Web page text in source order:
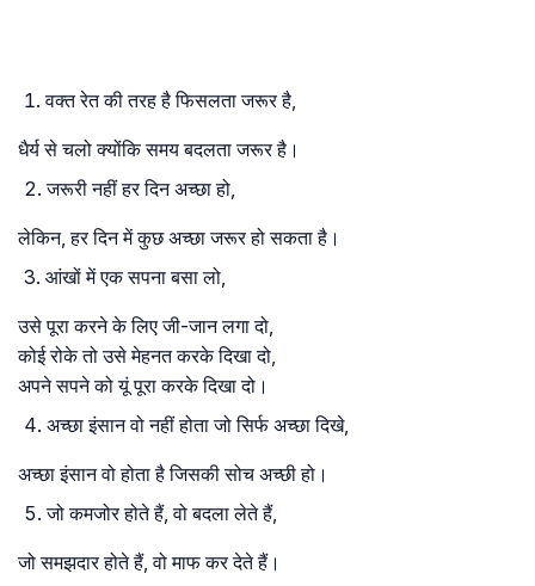
वक्त रेत की तरह है फिसलता जरूर है,
धैर्य से चलो क्योंकि समय बदलता जरूर है।
जरूरी नहीं हर दिन अच्छा हो,
लेकिन, हर दिन में कुछ अच्छा जरूर हो सकता है।
आंखों में एक सपना बसा लो,
उसे पूरा करने के लिए जी-जान लगा दो,
कोई रोके तो उसे मेहनत करके दिखा दो,
अपने सपने को यूं पूरा करके दिखा दो।
अच्छा इंसान वो नहीं होता जो सिर्फ अच्छा दिखे,
अच्छा इंसान वो होता है जिसकी सोच अच्छी हो।
जो कमजोर होते हैं, वो बदला लेते हैं,
जो समझदार होते हैं, वो माफ कर देते हैं।